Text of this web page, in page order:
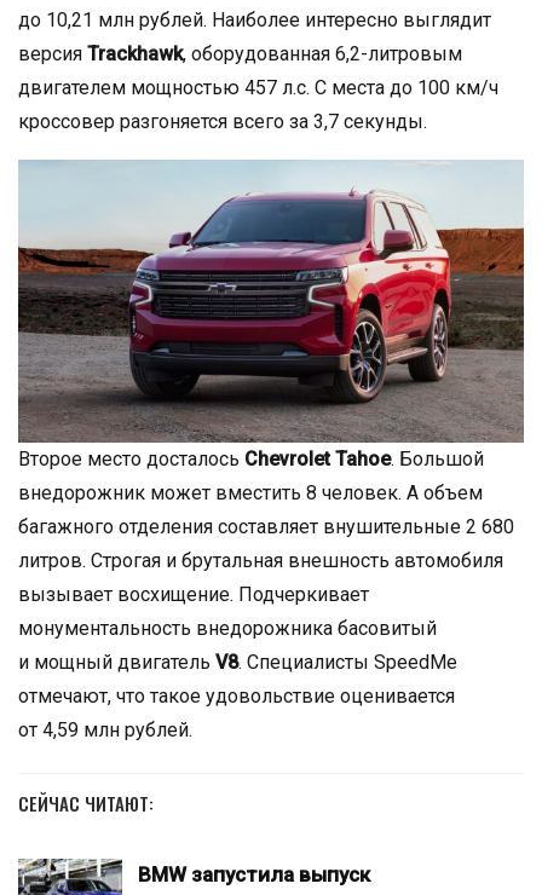
до 10,21 млн рублей. Наиболее интересно выглядит
версия Trackhawk, оборудованная 6,2-литровым
двигателем мощностью 457 л.с. С места до 100 км/ч
кроссовер разгоняется всего за 3,7 секунды.
Второе место досталось Chevrolet Tahoe. Большой
внедорожник может вместить 8 человек. А объем
багажного отделения составляет внушительные 2 680
литров. Строгая и брутальная внешность автомобиля
вызывает восхищение. Подчеркивает
монументальность внедорожника басовитый
и мощный двигатель V8. Специалисты SpeedMe
отмечают, что такое удовольствие оценивается
от 4,59 млн рублей.
СЕЙЧАС ЧИТАЮТ:
BMW запустила выпуск